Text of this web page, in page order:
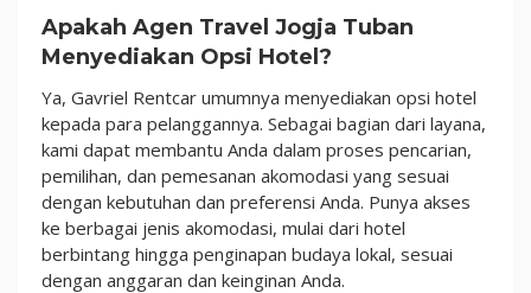
Apakah Agen Travel Jogja Tuban
Menyediakan Opsi Hotel?
Ya, Gavriel Rentcar umumnya menyediakan opsi hotel
kepada para pelanggannya. Sebagai bagian dari layana,
kami dapat membantu Anda dalam proses pencarian,
pemilihan, dan pemesanan akomodasi yang sesuai
dengan kebutuhan dan preferensi Anda. Punya akses
ke berbagai jenis akomodasi, mulai dari hotel
berbintang hingga penginapan budaya lokal, sesuai
dengan anggaran dan keinginan Anda.